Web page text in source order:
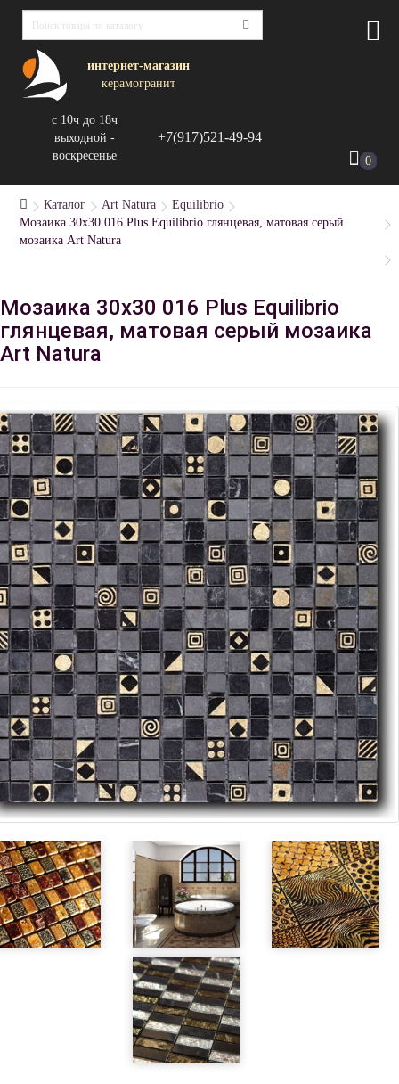
интернет-магазин
керамогранит
с 10ч до 18ч
выходной -
воскресенье
+7(917)521-49-94
0
Каталог Art Natura
Equilibrio
Мозаика 30x30 016 Plus Equilibrio глянцевая, матовая серый
мозаика Art Natura
Мозаика 30x30 016 Plus Equilibrio
глянцевая, матовая серый мозаика
Art Natura